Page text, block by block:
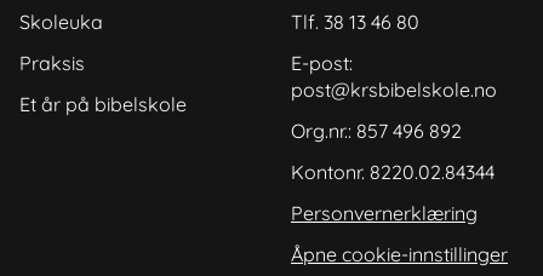
Skoleuka
Praksis
Et år på bibelskole
Tlf. 38 13 46 80
E-post:
post@krsbibelskole.no
Org.nr.: 857 496 892
Kontonr. 8220.02.84344
Personvernerklæring
Åpne cookie-innstillinger